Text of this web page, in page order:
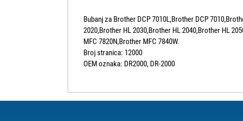
Bubanj za Brother DCP 7010L,Brother DCP
2020,Brother HL 2030,Brother HL 2040,Brother HL
MFC 7820N,Brother MFC 7840W.
Broj stranica: 12000
OEM oznaka: DR2000, DR-2000